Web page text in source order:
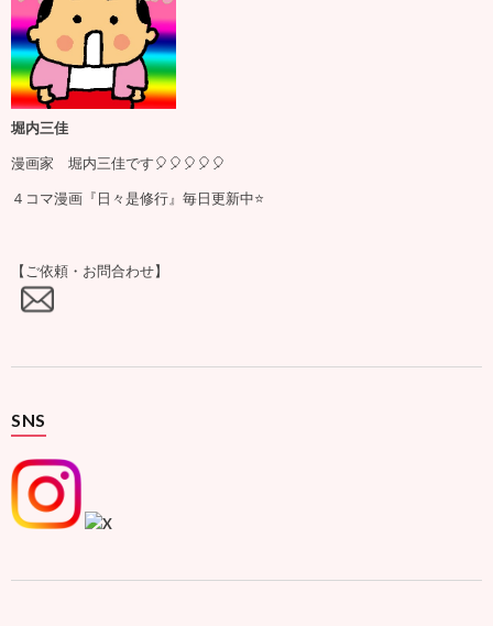
堀内三佳
漫画家 堀内三佳です🎈🎈🎈🎈🎈
４コマ漫画『日々是修行』毎日更新中⭐️
【ご依頼・お問合わせ】
SNS